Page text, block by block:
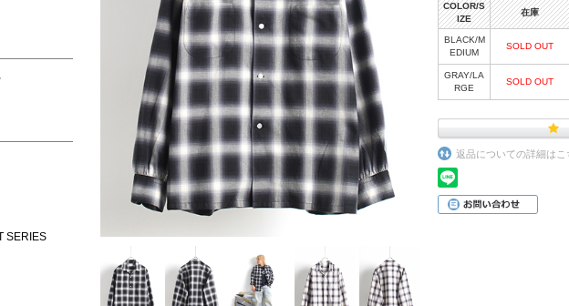
COLOR/S
IZE
在庫
BLACK/M
EDIUM
SOLD OUT
GRAY/LA
RGE
SOLD OUT
返品についての詳細はこ
SERIES